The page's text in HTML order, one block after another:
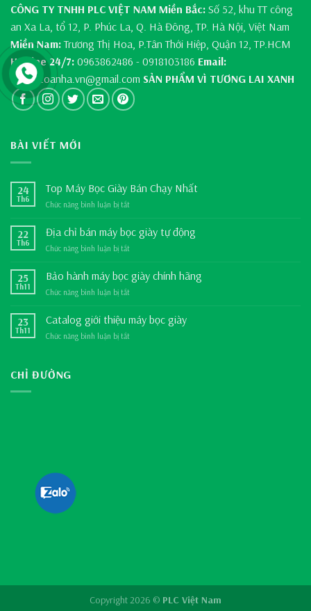
CÔNG TY TNHH PLC VIỆT NAM Miền Bắc: Số 52, khu TT công
an Xa La, tổ 12, P. Phúc La, Q. Hà Đông, TP. Hà Nội, Việt Nam
Miền Nam:Trương Thị Hoa, P.Tân Thới Hiệp, Quận 12, TP.HCM
Hotline 24/7: 0963862486 - 0918103186 Email:
thietbitoanha.vn@gmail.com SẢN PHẨM VÌ TƯƠNG LAI XANH
BÀI VIẾT MỚI
24
Th6
Top Máy Bọc Giày Bán Chạy Nhất
Chức năng bình luận bị tắt
Máy
Bọc
Chạy
22
Th6
Địa chỉ bán máy bọc giày tự động
Chức năng bình luận bị tắt
chỉ
bán
giày
25
Th11
Bảo hành máy bọc giày chính hãng
Chức năng bình luận bị tắt
hành
máy
23
Th11
Catalog giới thiệu máy bọc giày
Chức năng bình luận bị tắt
CHỈ ĐƯỜNG
Copyright 2026 © PLC Việt Nam